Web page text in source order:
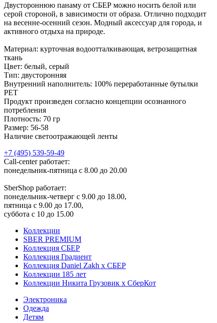
Двустороннюю панаму от СБЕР можно носить белой или
серой стороной, в зависимости от образа. Отлично подходит
на весенне-осенний сезон. Модный аксессуар для города, и
активного отдыха на природе.
Материал: курточная водоотталкивающая, ветрозащитная
ткань
Цвет: белый, серый
Тип: двусторонняя
Внутренний наполнитель: 100% переработанные бутылки
PET
Продукт произведен согласно концепции осознанного
потребления
Плотность: 70 гр
Размер: 56-58
Наличие светоотражающей ленты
+7 (495) 539-59-49
Call-center работает:
понедельник-пятница с 8.00 до 20.00
SberShop работает:
понедельник-четверг с 9.00 до 18.00,
пятница с 9.00 до 17.00,
суббота с 10 до 15.00
Коллекции
SBER PREMIUM
Коллекция СБЕР
Коллекция Градиент
Коллекция Daniel Zakh x СБЕР
Коллекции 185 лет
Коллекции Никита Грузовик х СберКот
Электроника
Одежда
Детям